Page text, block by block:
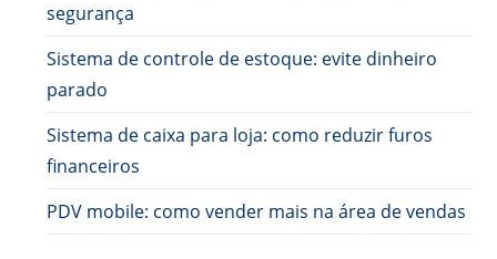
segurança
Sistema de controle de estoque: evite dinheiro
parado
Sistema de caixa para loja: como reduzir furos
financeiros
PDV mobile: como vender mais na área de vendas